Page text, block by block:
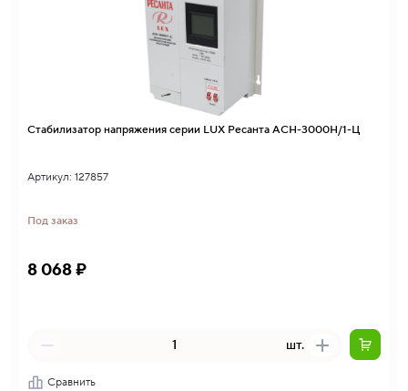
Стабилизатор напряжения серии LUX Ресанта АСН-3000Н/1-Ц
Артикул: 127857
Под заказ
8 068 ₽
шт.
Сравнить